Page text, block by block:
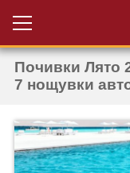
Вход за агенти
НОВА ГОДИНА
Почивки Лято
7 нощувки